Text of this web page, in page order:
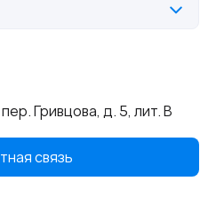
Гривцова, д. 5, лит. В
связь